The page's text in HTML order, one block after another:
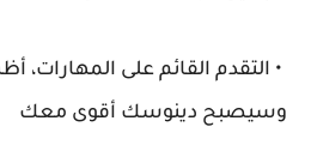
• التقدم القائم على المهارات،
وسيصبح دينوسك أقوى معك